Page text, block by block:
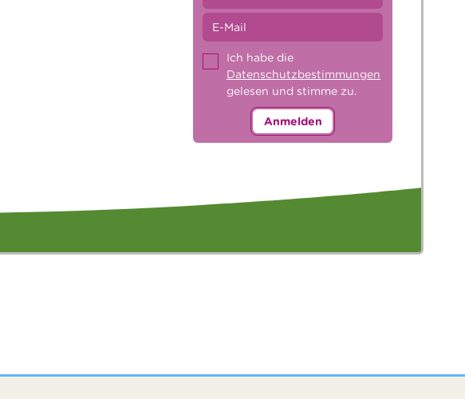
Ich habe die
Datenschutzbestimmungen
gelesen und stimme zu.
Anmelden